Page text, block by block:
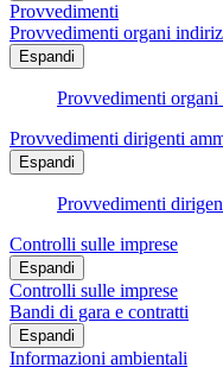
Provvedimenti
Provvedimenti organi
Espandi
Provvedimenti
Provvedimenti dirigenti
Espandi
Provvedimenti
Controlli sulle imprese
Espandi
Controlli sulle imprese
Bandi di gara e contratti
Espandi
Informazioni ambientali